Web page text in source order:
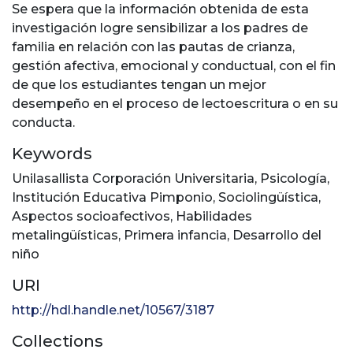
Se espera que la información obtenida de esta
investigación logre sensibilizar a los padres de
familia en relación con las pautas de crianza,
gestión afectiva, emocional y conductual, con el fin
de que los estudiantes tengan un mejor
desempeño en el proceso de lectoescritura o en su
conducta.
Keywords
Unilasallista Corporación Universitaria, Psicología,
Institución Educativa Pimponio, Sociolingüística,
Aspectos socioafectivos, Habilidades
metalingüísticas, Primera infancia, Desarrollo del
niño
URI
http://hdl.handle.net/10567/3187
Collections